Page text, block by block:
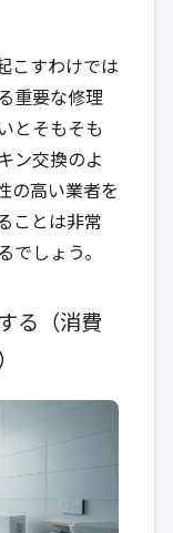
こすわけでは
重要な修理
とそもそも
ン交換のよ
の高い業者を
ことは非常
しょう。
る（消費